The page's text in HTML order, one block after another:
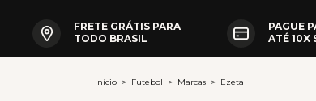
FRETE GRÁTIS PARA
TODO BRASIL
PAGUE
ATÉ 10X
Início > Futebol > Marcas > Ezeta